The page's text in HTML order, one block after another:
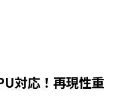
対応！再現性重